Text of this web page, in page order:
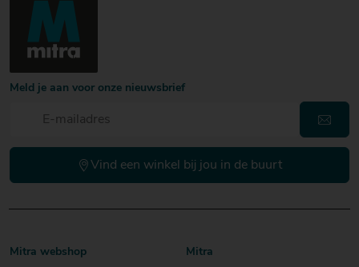
Meld je aan voor onze nieuwsbrief
Vind een winkel bij jou in de buurt
Mitra webshop
Mitra